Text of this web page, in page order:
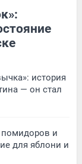
история
— он стал
помидоров и
для яблони и